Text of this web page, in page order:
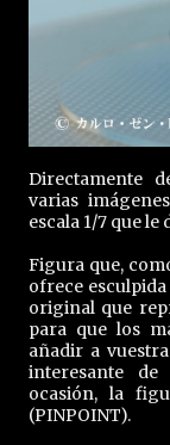
Directamente
varias
escala 1/7 que
Figura que,
ofrece
original que
para que los
añadir a
interesante
ocasión, la
(PINPOINT).